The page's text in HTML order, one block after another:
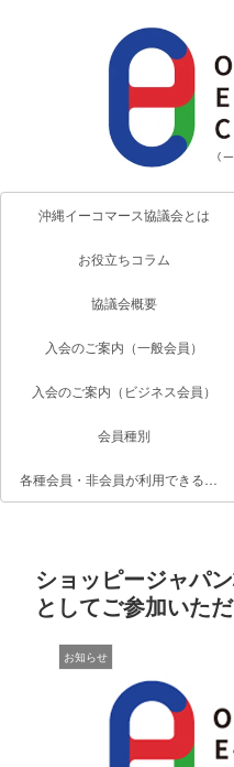
沖縄イーコマース協議会とは
お役立ちコラム
協議会概要
入会のご案内（一般会員）
入会のご案内（ビジネス会員）
会員種別
各種会員・非会員が利用できるサービス一覧
ショッピージャパ
としてご参加いた
お知らせ